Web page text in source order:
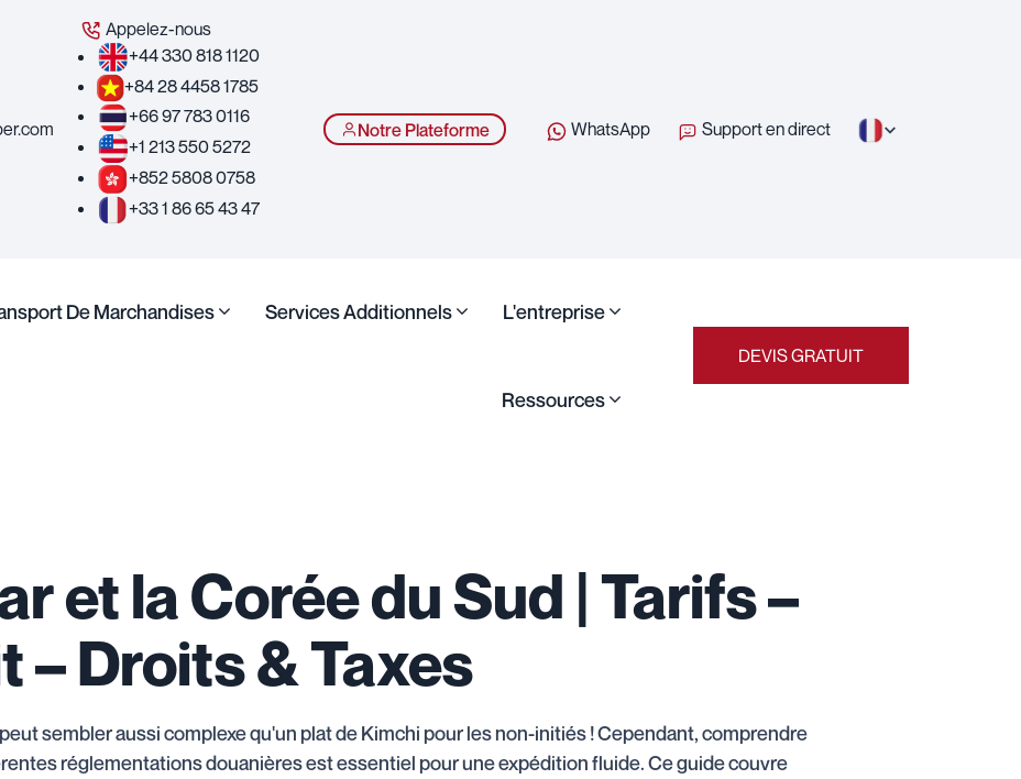
Appelez-nous
+44 330 818 1120
+84 28 4458 1785
+66 97 783 0116
+1 213 550 5272
+852 5808 0758
+33 1 86 65 43 47
Notre Plateforme WhatsApp Support en direct
De Marchandises Services Additionnels L'entreprise
Ressources
DEVIS GRATUIT
et la Corée du Sud | Tarifs –
– Droits & Taxes
sembler aussi complexe qu'un plat de Kimchi pour les non-initiés ! Cependant, comprendre
réglementations douanières est essentiel pour une expédition fluide. Ce guide couvre